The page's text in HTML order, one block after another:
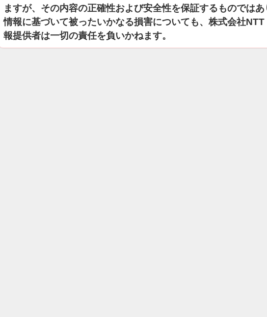
ますが、その内容の正確性および安全性を保証するものでは
情報に基づいて被ったいかなる損害についても、株式会社
報提供者は一切の責任を負いかねます。